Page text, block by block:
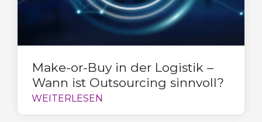
Make-or-Buy in der Logistik –
Wann ist Outsourcing sinnvoll?